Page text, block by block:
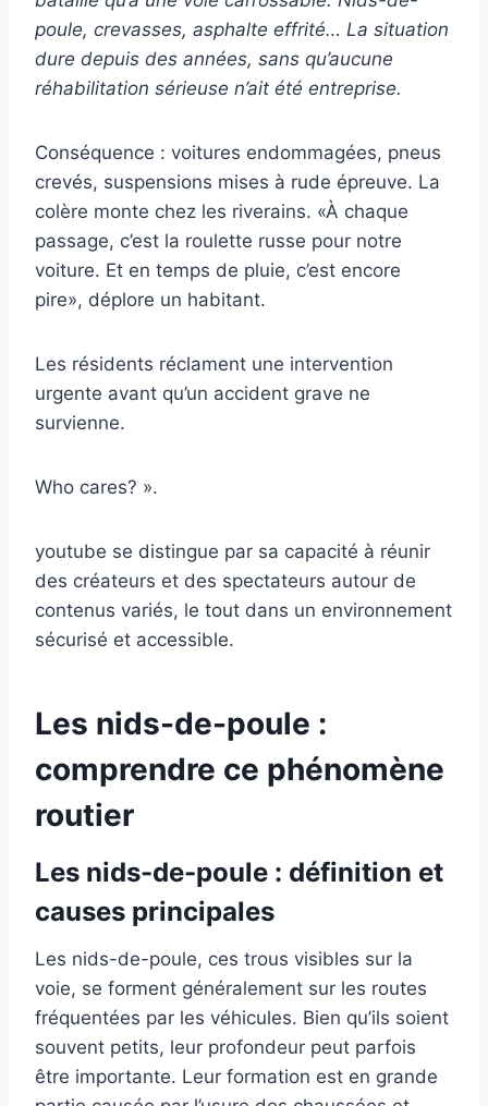
poule, crevasses, asphalte effrité… La situation
dure depuis des années, sans qu’aucune
réhabilitation sérieuse n’ait été entreprise.
Conséquence : voitures endommagées, pneus
crevés, suspensions mises à rude épreuve. La
colère monte chez les riverains. «À chaque
passage, c’est la roulette russe pour notre
voiture. Et en temps de pluie, c’est encore
pire», déplore un habitant.
Les résidents réclament une intervention
urgente avant qu’un accident grave ne
survienne.
Who cares? ».
youtube se distingue par sa capacité à réunir
des créateurs et des spectateurs autour de
contenus variés, le tout dans un environnement
sécurisé et accessible.
Les nids-de-poule :
comprendre ce phénomène
routier
Les nids-de-poule : définition et
causes principales
Les nids-de-poule, ces trous visibles sur la
voie, se forment généralement sur les routes
fréquentées par les véhicules. Bien qu’ils soient
souvent petits, leur profondeur peut parfois
être importante. Leur formation est en grande